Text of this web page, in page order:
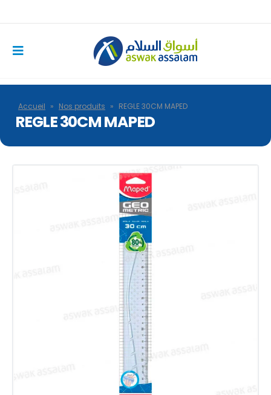
Accueil » Nos produits » REGLE 30CM MAPED
REGLE 30CM MAPED